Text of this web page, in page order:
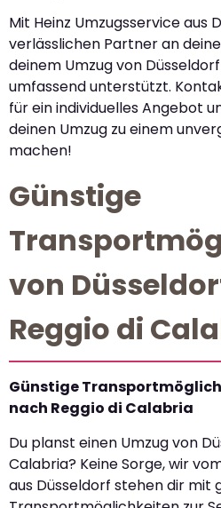
Mit Heinz Umzugsservice aus
verlässlichen Partner an
deinem Umzug von
umfassend unterstützt.
für ein individuelles Angebot
deinen Umzug zu einem
machen!
Günstige
von
Reggio di
Günstige
nach Reggio di Calabria
Du planst einen Umzug von
Calabria? Keine Sorge, wir
aus Düsseldorf stehen dir mit